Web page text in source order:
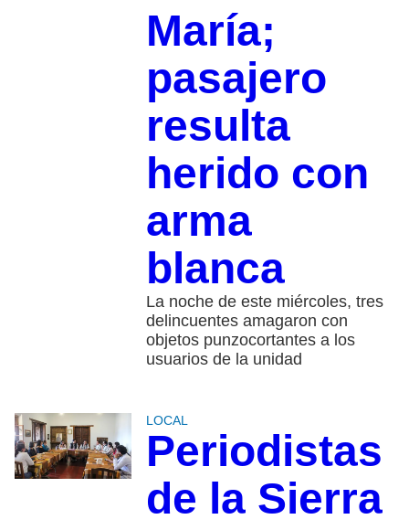
María;
pasajero
resulta
herido con
arma
blanca
La noche de este miércoles, tres
delincuentes amagaron con
objetos punzocortantes a los
usuarios de la unidad
LOCAL
Periodistas
de la Sierra